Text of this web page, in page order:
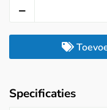
Specificaties